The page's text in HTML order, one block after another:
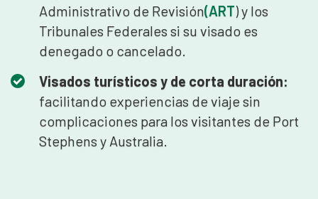
Administrativo de Revisión(ART) y los
Tribunales Federales si su visado es
denegado o cancelado.
Visados turísticos y de corta duración:
facilitando experiencias de viaje sin
complicaciones para los visitantes de Port
Stephens y Australia.